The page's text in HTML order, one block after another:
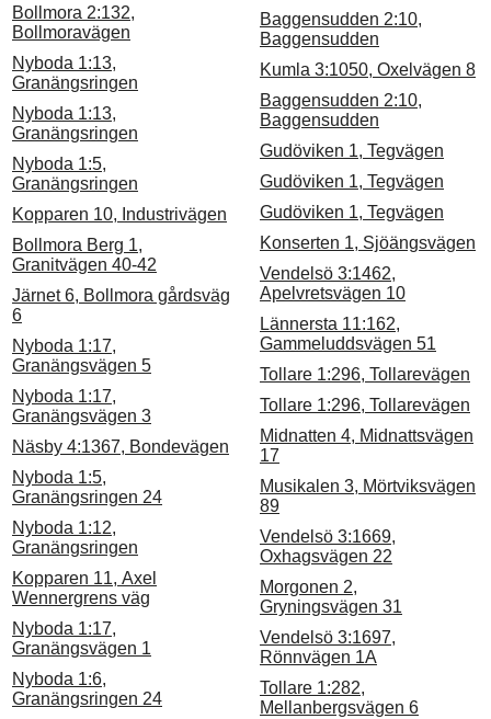
Bollmora 2:132,
Bollmoravägen
Nyboda 1:13,
Granängsringen
Nyboda 1:13,
Granängsringen
Nyboda 1:5,
Granängsringen
Kopparen 10, Industrivägen
Bollmora Berg 1,
Granitvägen 40-42
Järnet 6, Bollmora gårdsväg
6
Nyboda 1:17,
Granängsvägen 5
Nyboda 1:17,
Granängsvägen 3
Näsby 4:1367, Bondevägen
Nyboda 1:5,
Granängsringen 24
Nyboda 1:12,
Granängsringen
Kopparen 11, Axel
Wennergrens väg
Nyboda 1:17,
Granängsvägen 1
Nyboda 1:6,
Granängsringen 24
Baggensudden 2:10,
Baggensudden
Kumla 3:1050, Oxelvägen 8
Baggensudden 2:10,
Baggensudden
Gudöviken 1, Tegvägen
Gudöviken 1, Tegvägen
Gudöviken 1, Tegvägen
Konserten 1, Sjöängsvägen
Vendelsö 3:1462,
Apelvretsvägen 10
Lännersta 11:162,
Gammeluddsvägen 51
Tollare 1:296, Tollarevägen
Tollare 1:296, Tollarevägen
Midnatten 4, Midnattsvägen
17
Musikalen 3, Mörtviksvägen
89
Vendelsö 3:1669,
Oxhagsvägen 22
Morgonen 2,
Gryningsvägen 31
Vendelsö 3:1697,
Rönnvägen 1A
Tollare 1:282,
Mellanbergsvägen 6